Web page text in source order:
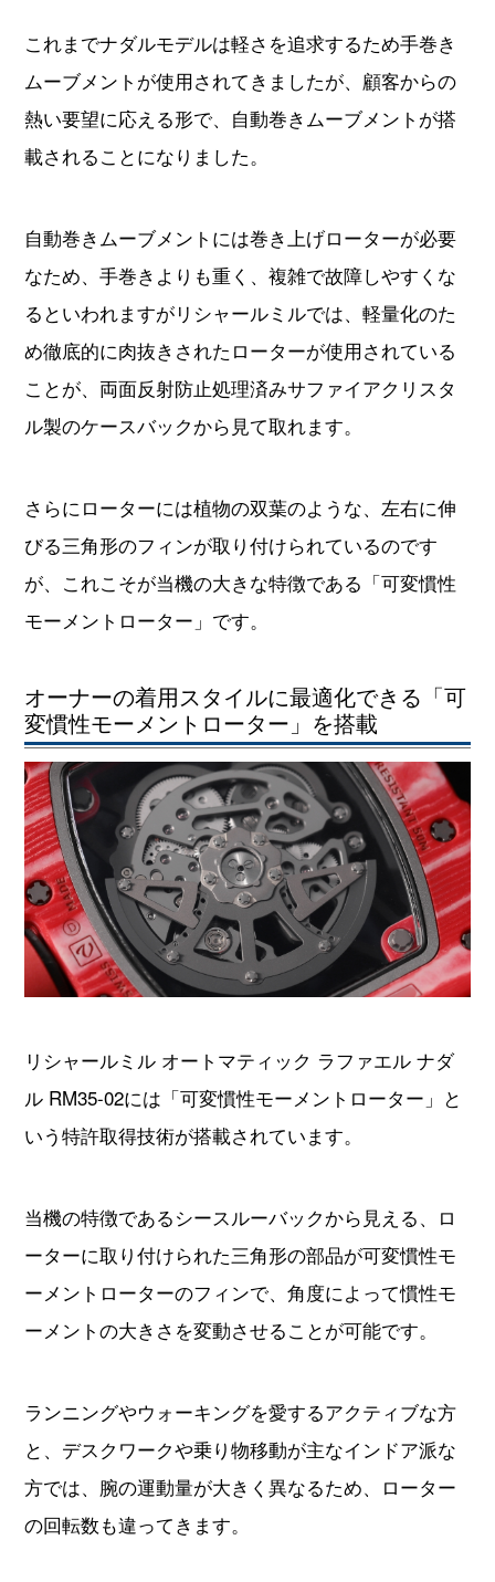
自動巻きムーブメントには巻き上げローターが必要
なため、手巻きよりも重く、複雑で故障しやすくな
るといわれますがリシャールミルでは、軽量化のた
ことが、両面反射防止処理済みサファイアクリスタ
ル製のケースバックから見て取れます。
さらにローターには植物の双葉のような、左右に伸
びる三角形のフィンが取り付けられているのです
が、これこそが当機の大きな特徴である「可変慣性
オーナーの着用スタイルに最適化できる「可
変慣性モーメントローター」を搭載
リシャールミル オートマティック ラファエル ナダ
ル RM35-02には「可変慣性モーメントローター」と
いう特許取得技術が搭載されています。
当機の特徴であるシースルーバックから見える、ロ
ーターに取り付けられた三角形の部品が可変慣性モ
ーメントローターのフィンで、角度によって慣性モ
ランニングやウォーキングを愛するアクティブな方
と、デスクワークや乗り物移動が主なインドア派な
方では、腕の運動量が大きく異なるため、ローター
ローターの巻き上げ効率に関しては、各ブランドと
もに向上を目指しています。しかし、運動量の変化
に応じた巻き上げ効率の対個人向け最適化までは、